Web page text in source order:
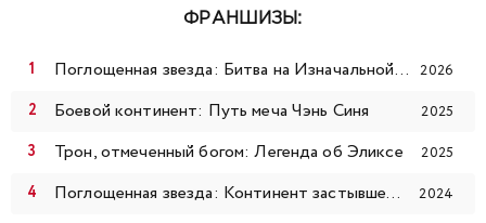
ФРАНШИЗЫ:
Поглощенная звезда: Битва на Изначальной звезде 2026
Боевой континент: Путь меча Чэнь Синя 2025
Трон, отмеченный богом: Легенда об Эликсе 2025
Поглощенная звезда: Континент застывшей крови 2024